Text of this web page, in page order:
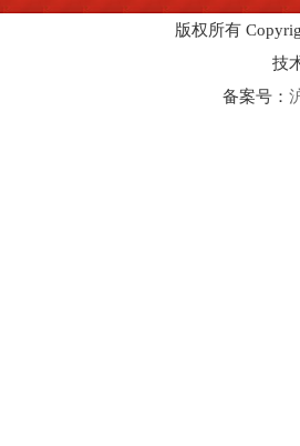
版权所有
技
备案号：